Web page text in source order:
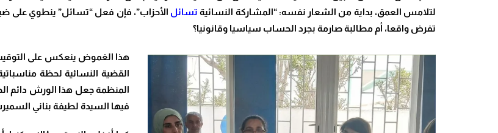
لتلامس العمق، بداية من الشعار نفسه: “المشاركة النسائية تسائل الأحزاب”، فإن فعل “تسائل” ينطوي على
تفرض واقعا، أم مطالبة صارمة بجرد الحساب سياسيا وقانونيا؟
هذا الغموض ينعكس على التوقيت،
القضية النسائية لحظة
المنظمة جعل هذا الورش دائم
فيها السيدة لطيفة بناني